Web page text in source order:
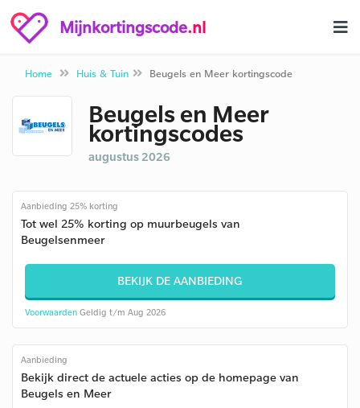
Mijnkortingscode.nl
Home Huis & Tuin Beugels en Meer kortingscode
Beugels en Meer
kortingscodes
augustus 2026
Aanbieding 25% korting
Tot wel 25% korting op muurbeugels van
Beugelsenmeer
BEKIJK DE AANBIEDING
Voorwaarden Geldig t/m Aug 2026
Aanbieding
Bekijk direct de actuele acties op de homepage van
Beugels en Meer